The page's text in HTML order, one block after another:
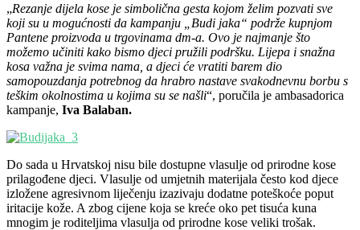
„Rezanje dijela kose je simbolična gesta kojom želim pozvati sve
koji su u mogućnosti da kampanju „Budi jaka“ podrže kupnjom
Pantene proizvoda u trgovinama dm-a. Ovo je najmanje što
možemo učiniti kako bismo djeci pružili podršku. Lijepa i snažna
kosa važna je svima nama, a djeci će vratiti barem dio
samopouzdanja potrebnog da hrabro nastave svakodnevnu borbu s
teškim okolnostima u kojima su se našli“, poručila je ambasadorica
kampanje, Iva Balaban.
Do sada u Hrvatskoj nisu bile dostupne vlasulje od prirodne kose
prilagođene djeci. Vlasulje od umjetnih materijala često kod djece
izložene agresivnom liječenju izazivaju dodatne poteškoće poput
iritacije kože. A zbog cijene koja se kreće oko pet tisuća kuna
mnogim je roditeljima vlasulja od prirodne kose veliki trošak.